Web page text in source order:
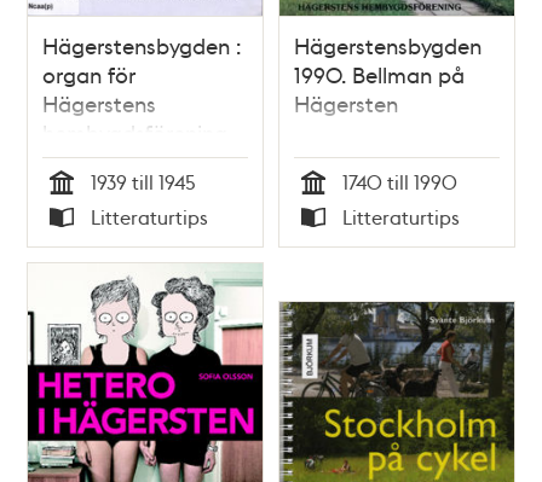
Hägerstensbygden :
organ för
Hägerstens
hembygdsförening.
Årg.39 (2004),
Ofärdsår :
Hägersten under
andra världskriget
Tid
1939 till 1945
Typ
Litteraturtips
Hägerstensbygden
1990. Bellman på
Hägersten
Tid
1740 till 1990
Typ
Litteraturtips